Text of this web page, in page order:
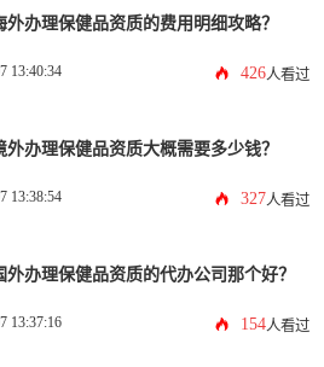
外办理保健品资质的费用明细攻略？
13:40:34 426人看过
外办理保健品资质大概需要多少钱？
13:38:54 327人看过
外办理保健品资质的代办公司那个好？
13:37:16 154人看过